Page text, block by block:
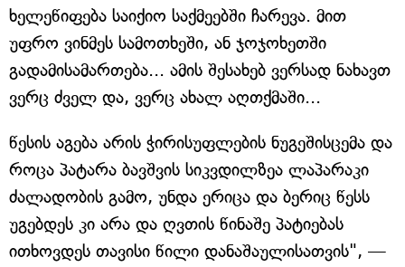
ხელეწიფება საიქიო საქმეებში ჩარევა. მით
უფრო ვინმეს სამოთხეში, ან ჯოჯოხეთში
გადამისამართება... ამის შესახებ ვერსად ნახავთ
ვერც ძველ და, ვერც ახალ აღთქმაში...
წესის აგება არის ჭირისუფლების ნუგეშისცემა და
როცა პატარა ბავშვის სიკვდილზეა ლაპარაკი
ძალადობის გამო, უნდა ერიცა და ბერიც წესს
უგებდეს კი არა და ღვთის წინაშე პატიებას
ითხოვდეს თავისი წილი დანაშაულისათვის", —